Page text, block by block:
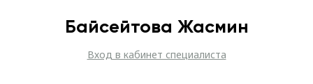
Байсейтова Жасмин
Вход в кабинет специалиста